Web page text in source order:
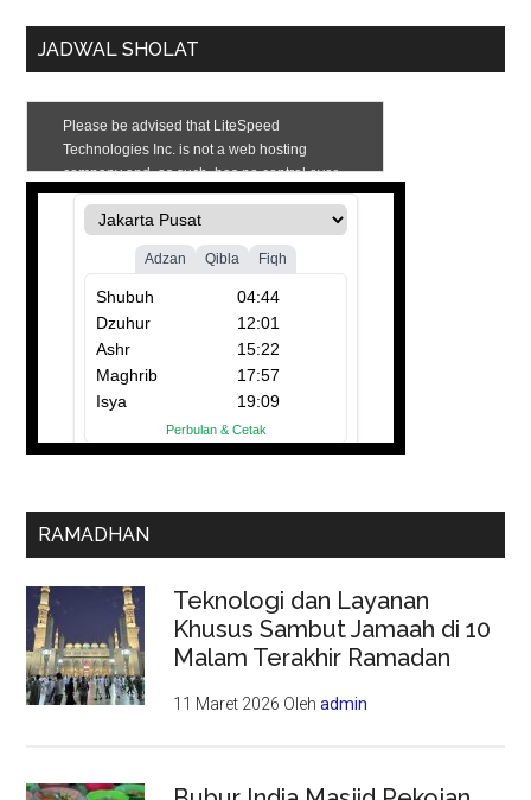
JADWAL SHOLAT
RAMADHAN
Teknologi dan Layanan
Khusus Sambut Jamaah di 10
Malam Terakhir Ramadan
11 Maret 2026 Olehadmin